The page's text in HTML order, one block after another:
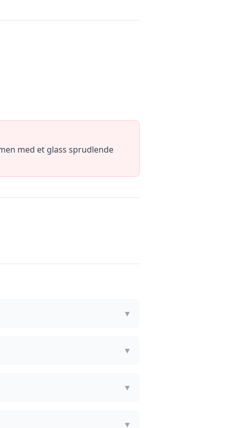
med et glass sprudlende
▼
▼
▼
▼